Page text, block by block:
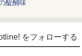
醍醐味
をフォローする